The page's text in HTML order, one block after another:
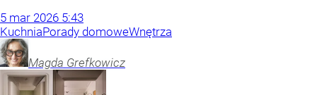
5 mar 2026 5:43
KuchniaPorady domoweWnętrza
Magda Grefkowicz